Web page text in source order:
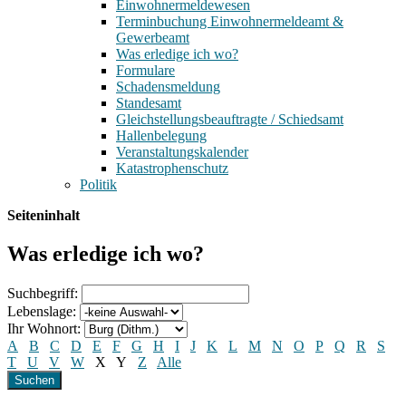
Einwohnermeldewesen
Terminbuchung Einwohnermeldeamt &
Gewerbeamt
Was erledige ich wo?
Formulare
Schadensmeldung
Standesamt
Gleichstellungsbeauftragte / Schiedsamt
Hallenbelegung
Veranstaltungskalender
Katastrophenschutz
Politik
Seiteninhalt
Was erledige ich wo?
Suchbegriff:
Lebenslage:
Ihr Wohnort:
A
B C D E F G H I J K L M N O P Q R
S
T
U V W X Y Z Alle